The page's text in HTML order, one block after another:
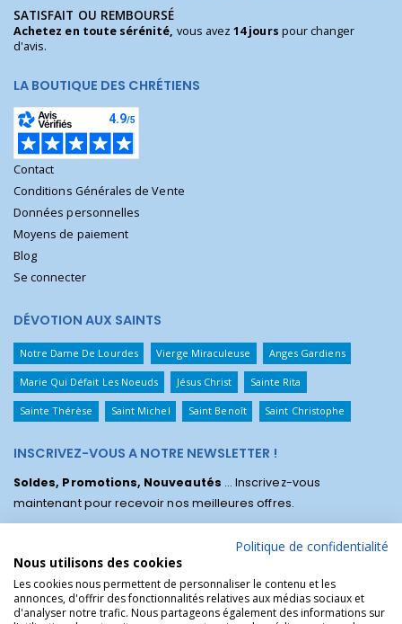
SATISFAIT OU REMBOURSÉ
Achetez en toute sérénité, vous avez14 jours pour changer
d'avis.
LA BOUTIQUE DES CHRÉTIENS
Contact
Conditions Générales de Vente
Données personnelles
Moyens de paiement
Blog
Se connecter
DÉVOTION AUX SAINTS
Notre Dame De Lourdes Vierge Miraculeuse Anges Gardiens
Marie Qui Défait Les Noeuds Jésus Christ Sainte Rita
Sainte Thérèse Saint Michel Saint Benoît Saint Christophe
INSCRIVEZ-VOUS A NOTRE NEWSLETTER !
Soldes, Promotions, Nouveautés ... Inscrivez-vous
maintenant pour recevoir nos meilleures offres.
Politique de confidentialité
Nous utilisons des cookies
Les cookies nous permettent de personnaliser le contenu et les
annonces, d'offrir des fonctionnalités relatives aux médias sociaux et
d'analyser notre trafic. Nous partageons également des informations sur